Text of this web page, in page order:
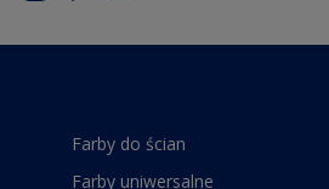
Farby do ścian
Farby uniwersalne